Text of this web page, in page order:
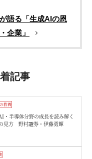
語る「生成AIの恩
企業」
記事
教養
・半導体分野の成長を読み解く
見方 野村證券・伊藤勇輝